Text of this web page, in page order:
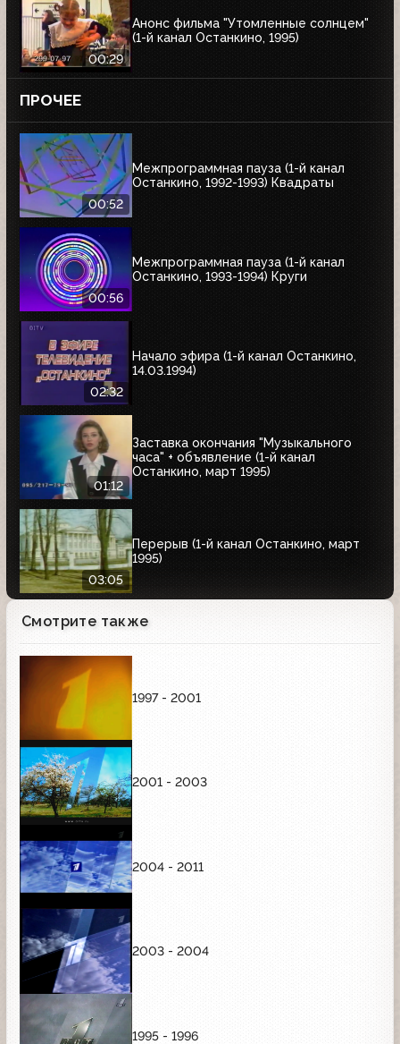
00:29
Анонс фильма "Утомленные солнцем"
(1-й канал Останкино, 1995)
ПРОЧЕЕ
00:52
Межпрограммная пауза (1-й канал
Останкино, 1992-1993) Квадраты
00:56
Межпрограммная пауза (1-й канал
Останкино, 1993-1994) Круги
02:32
Начало эфира (1-й канал Останкино,
14.03.1994)
01:12
Заставка окончания "Музыкального
часа" + объявление (1-й канал
Останкино, март 1995)
03:05
Перерыв (1-й канал Останкино, март
1995)
Смотрите также
1997 - 2001
2001 - 2003
2004 - 2011
2003 - 2004
1995 - 1996